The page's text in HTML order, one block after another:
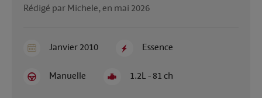
Rédigé par Michele, en mai 2026
Janvier 2010 Essence
Manuelle 1.2L - 81 ch